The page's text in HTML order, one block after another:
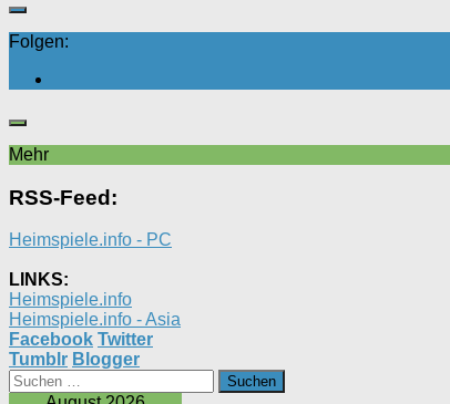
Folgen:
Mehr
RSS-Feed:
Heimspiele.info - PC
LINKS:
Heimspiele.info
Heimspiele.info - Asia
Facebook Twitter
Tumblr Blogger
Suchen
nach: